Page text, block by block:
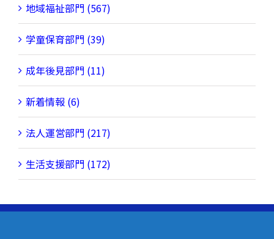
地域福祉部門 (567)
学童保育部門 (39)
成年後見部門 (11)
新着情報 (6)
法人運営部門 (217)
生活支援部門 (172)